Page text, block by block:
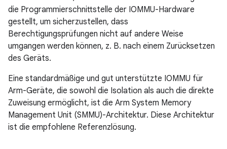
die Programmierschnittstelle der IOMMU-Hardware
gestellt, um sicherzustellen, dass
Berechtigungsprüfungen nicht auf andere Weise
umgangen werden können, z. B. nach einem Zurücksetzen
des Geräts.
Eine standardmäßige und gut unterstützte IOMMU für
Arm-Geräte, die sowohl die Isolation als auch die direkte
Zuweisung ermöglicht, ist die Arm System Memory
Management Unit (SMMU)-Architektur. Diese Architektur
ist die empfohlene Referenzlösung.